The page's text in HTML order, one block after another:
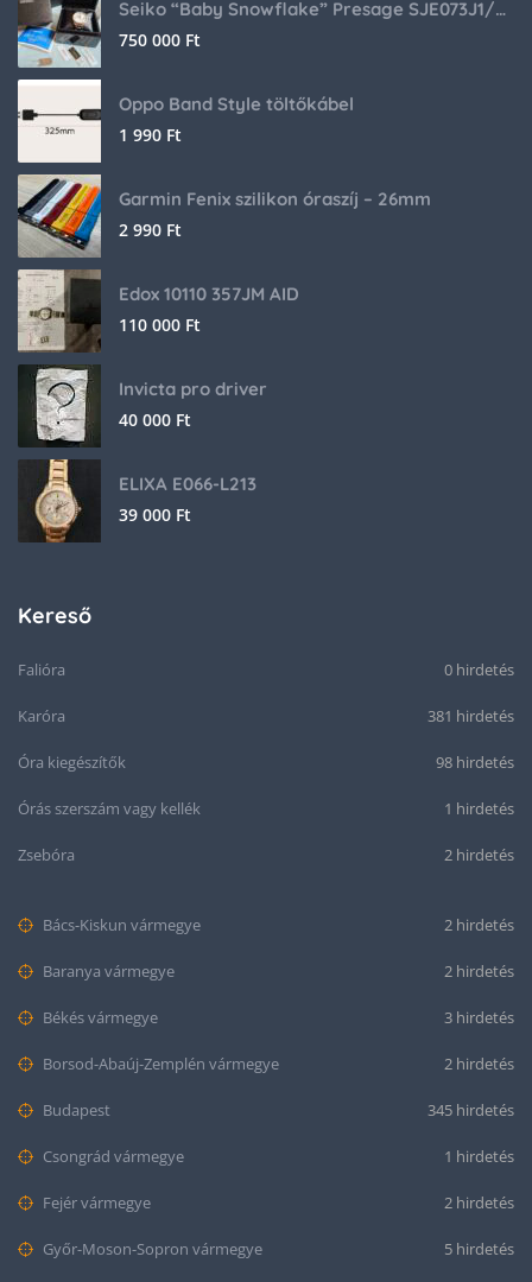
Seiko “Baby Snowflake” Presage SJE073J1/SARA015 Limited Edition
750 000 Ft
Oppo Band Style töltőkábel
1 990 Ft
Garmin Fenix szilikon óraszíj – 26mm
2 990 Ft
Edox 10110 357JM AID
110 000 Ft
Invicta pro driver
40 000 Ft
ELIXA E066-L213
39 000 Ft
Kereső
Falióra 0 hirdetés
Karóra 381 hirdetés
Óra kiegészítők 98 hirdetés
Órás szerszám vagy kellék 1 hirdetés
Zsebóra 2 hirdetés
Bács-Kiskun vármegye 2 hirdetés
Baranya vármegye 2 hirdetés
Békés vármegye 3 hirdetés
Borsod-Abaúj-Zemplén vármegye 2 hirdetés
Budapest 345 hirdetés
Csongrád vármegye 1 hirdetés
Fejér vármegye 2 hirdetés
Győr-Moson-Sopron vármegye 5 hirdetés